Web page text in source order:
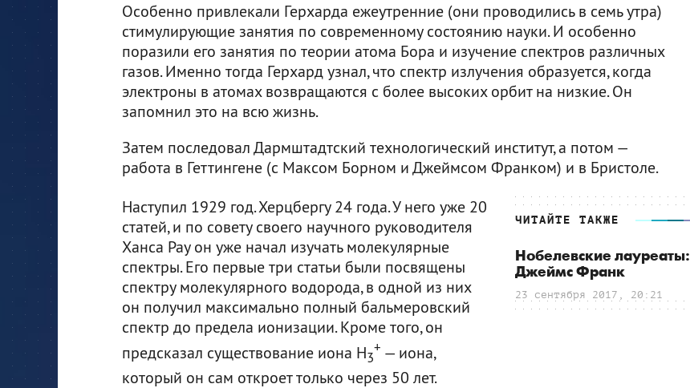
Особенно привлекали Герхарда ежеутренние (они проводились в семь утра)
стимулирующие занятия по современному состоянию науки. И особенно
поразили его занятия по теории атома Бора и изучение спектров различных
газов. Именно тогда Герхард узнал, что спектр излучения образуется, когда
электроны в атомах возвращаются с более высоких орбит на низкие. Он
запомнил это на всю жизнь.
Затем последовал Дармштадтский технологический институт, а потом —
работа в Геттингене (с Максом Борном и Джеймсом Франком) и в Бристоле.
ЧИТАЙТЕ ТАКЖЕ
Нобелевские лауреаты:
Джеймс Франк
23 сентября 2017, 20:21
Наступил 1929 год. Херцбергу 24 года. У него уже 20
статей, и по совету своего научного руководителя
Ханса Рау он уже начал изучать молекулярные
спектры. Его первые три статьи были посвящены
спектру молекулярного водорода, в одной из них
он получил максимально полный бальмеровский
спектр до предела ионизации. Кроме того, он
предсказал существование иона H3
+ — иона,
который он сам откроет только через 50 лет.